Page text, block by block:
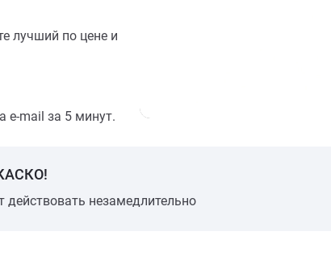
лучший по цене и
e-mail за 5 минут.
незамедлительно